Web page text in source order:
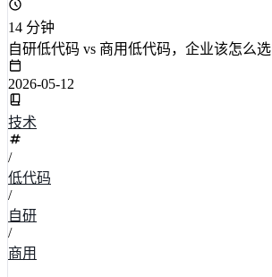
14 分钟
自研低代码 vs 商用低代码，企业该怎么选
2026-05-12
技术
/
低代码
/
自研
/
商用